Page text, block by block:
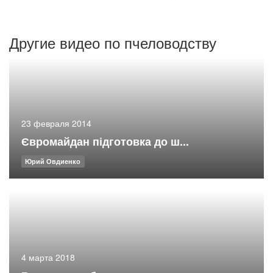
Другие видео по пчеловодству
23 февраля 2014
Євромайдан підготовка до ш...
Юрий Овдиенко
4 марта 2018